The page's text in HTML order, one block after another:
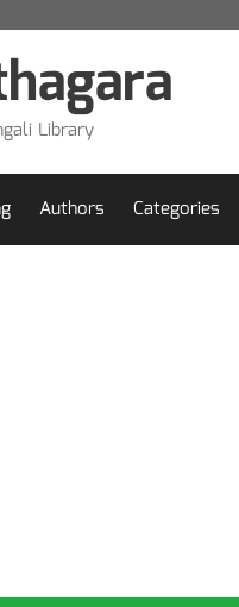
Library
Authors Categories